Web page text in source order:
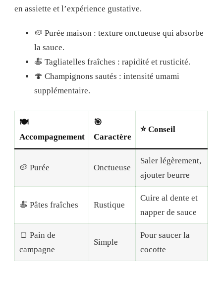
en assiette et l’expérience gustative.
🥔 Purée maison : texture onctueuse qui absorbe
la sauce.
🍝 Tagliatelles fraîches : rapidité et rusticité.
🍄 Champignons sautés : intensité umami
supplémentaire.
🍽️
Accompagnement
🎯
Caractère
⭐ Conseil
🥔 Purée Onctueuse
Saler légèrement,
ajouter beurre
🍝 Pâtes fraîches Rustique
Cuire al dente et
napper de sauce
🍞 Pain de
campagne
Simple
Pour saucer la
cocotte